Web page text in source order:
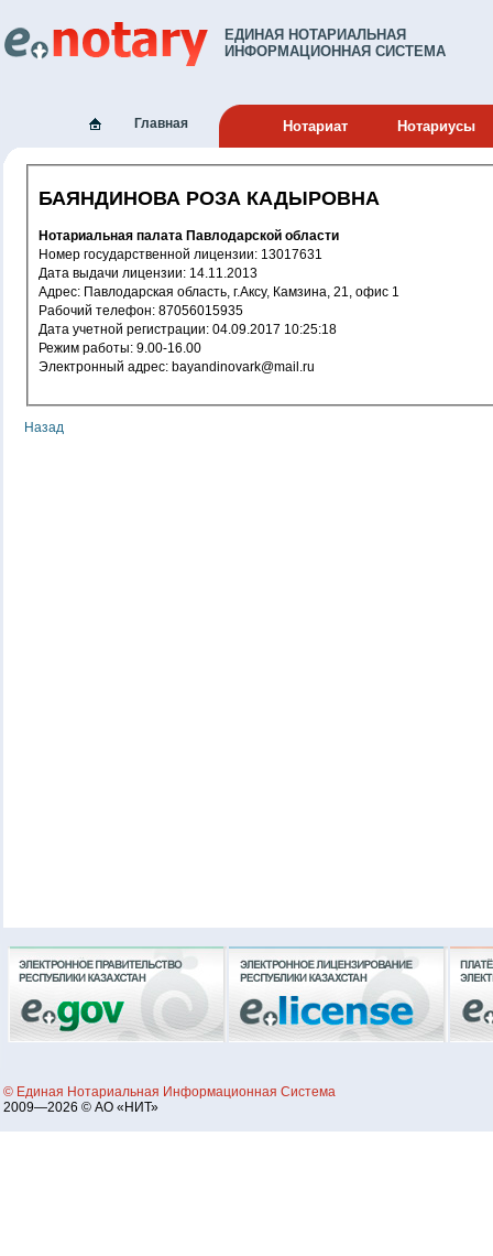
ЕДИНАЯ НОТАРИАЛЬНАЯ
ИНФОРМАЦИОННАЯ СИСТЕМА
Главная Нотариат Нотариусы
БАЯНДИНОВА РОЗА КАДЫРОВНА
Нотариальная палата Павлодарской области
Номер государственной лицензии: 13017631
Дата выдачи лицензии: 14.11.2013
Адрес: Павлодарская область, г.Аксу, Камзина, 21, офис 1
Рабочий телефон: 87056015935
Дата учетной регистрации: 04.09.2017 10:25:18
Режим работы: 9.00-16.00
Электронный адрес: bayandinovark@mail.ru
Назад
© Единая Нотариальная Информационная Система
2009—2026 © АО «НИТ»